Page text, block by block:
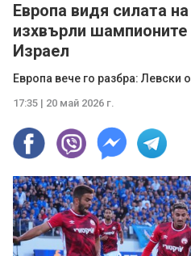
Европа видя силата
изхвърли шампионите
Израел
Европа вече го разбра: Левски
17:35 | 20 май 2026 г.